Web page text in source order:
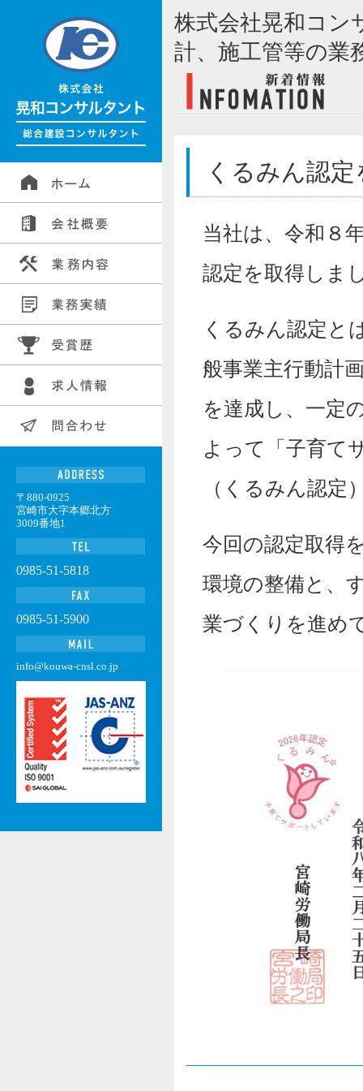
株式会社晃和コン
計、施工管等の業
くるみん認
当社は、令和８
認定を取得しま
くるみん認定と
般事業主行動計
を達成し、一定
よって「子育て
（くるみん認定
今回の認定取得
環境の整備と、
業づくりを進め
〒880-0925
宮崎市大字本郷北方
3009番地1
0985-51-5818
0985-51-5900
info@kouwa-cnsl.co.jp